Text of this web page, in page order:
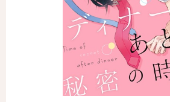
オーバーラップノベルスf
ロサージュノベルス